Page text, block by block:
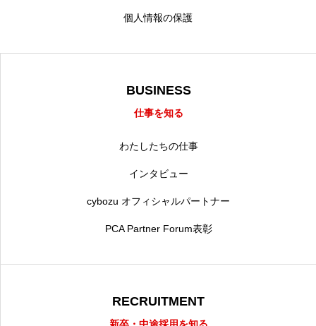
個人情報の保護
BUSINESS
仕事を知る
わたしたちの仕事
インタビュー
cybozu オフィシャルパートナー
PCA Partner Forum表彰
RECRUITMENT